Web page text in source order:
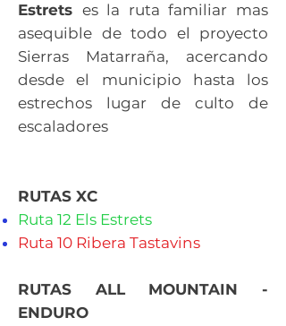
Estrets es la ruta familiar mas
asequible de todo el proyecto
Sierras Matarraña, acercando
desde el municipio hasta los
estrechos lugar de culto de
escaladores
RUTAS XC
Ruta 12 Els Estrets
Ruta 10 Ribera Tastavins
RUTAS ALL MOUNTAIN -
ENDURO